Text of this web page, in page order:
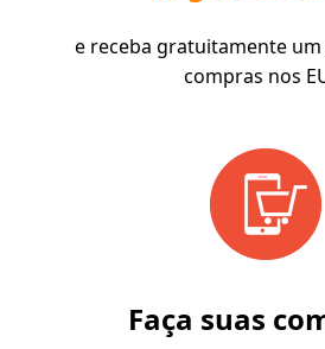
e receba gratuitamente
compras nos
Faça suas